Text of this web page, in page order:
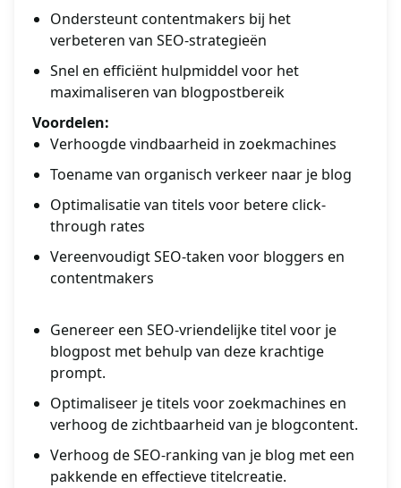
Ondersteunt contentmakers bij het
verbeteren van SEO-strategieën
Snel en efficiënt hulpmiddel voor het
maximaliseren van blogpostbereik
Voordelen:
Verhoogde vindbaarheid in zoekmachines
Toename van organisch verkeer naar je blog
Optimalisatie van titels voor betere click-
through rates
Vereenvoudigt SEO-taken voor bloggers en
contentmakers
Genereer een SEO-vriendelijke titel voor je
blogpost met behulp van deze krachtige
prompt.
Optimaliseer je titels voor zoekmachines en
verhoog de zichtbaarheid van je blogcontent.
Verhoog de SEO-ranking van je blog met een
pakkende en effectieve titelcreatie.